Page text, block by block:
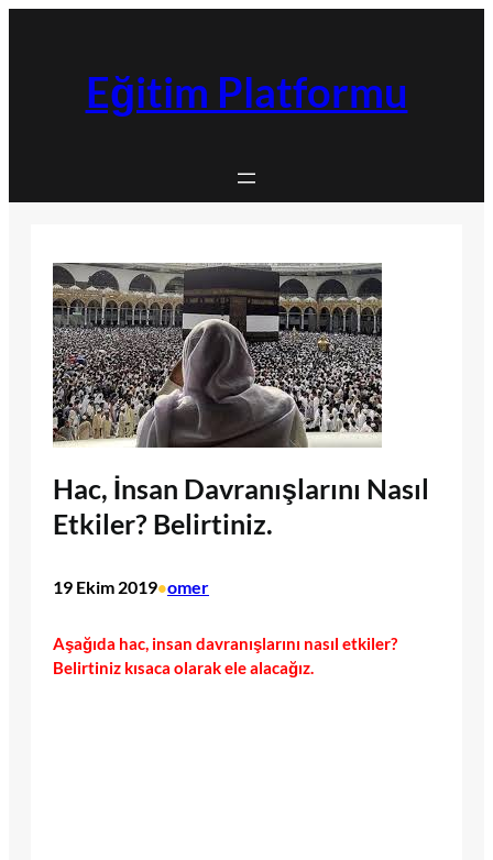
Eğitim Platformu
Hac, İnsan Davranışlarını Nasıl
Etkiler? Belirtiniz.
19 Ekim 2019•omer
Aşağıda hac, insan davranışlarını nasıl etkiler?
Belirtiniz kısaca olarak ele alacağız.